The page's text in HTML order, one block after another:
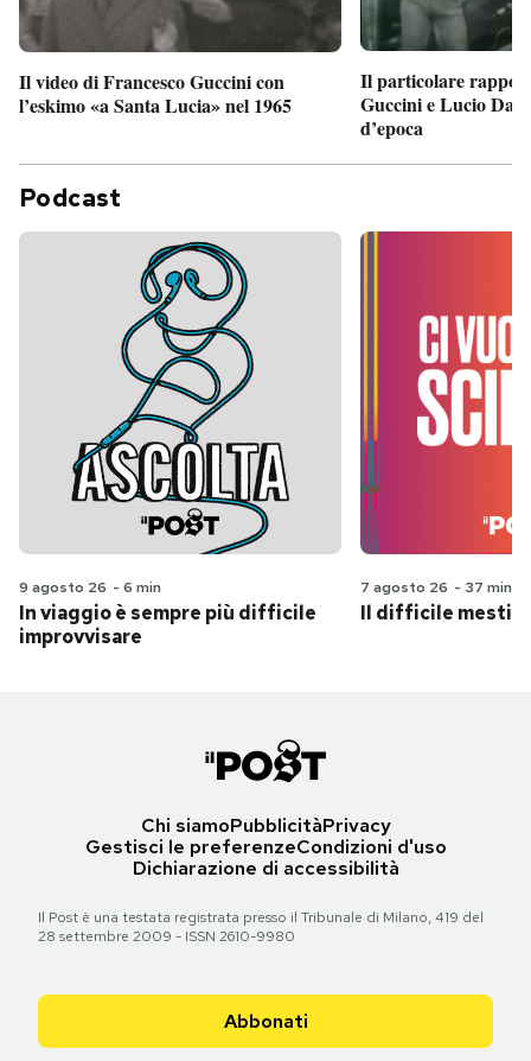
Il video di Francesco Guccini con
l’eskimo «a Santa Lucia» nel 1965
Il particolare
Guccini e Lucio
d’epoca
Podcast
9 agosto 26 - 6 min
In viaggio è sempre più difficile
improvvisare
7 agosto 26 - 37 min
Il difficile
Chi siamoPubblicitàPrivacy
Gestisci le preferenzeCondizioni d'uso
Dichiarazione di accessibilità
Il Post è una testata registrata presso il Tribunale di Milano, 419 del
28 settembre 2009 - ISSN 2610-9980
Abbonati